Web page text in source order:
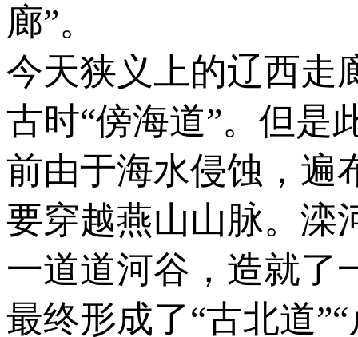
廊”。
今天狭义上的辽西走
古时“傍海道”。但是
前由于海水侵蚀，遍
要穿越燕山山脉。滦
一道道河谷，造就了
最终形成了“古北道